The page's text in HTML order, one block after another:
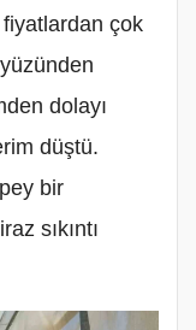
fiyatlardan çok
dolayı
düştü.
bir
sıkıntı